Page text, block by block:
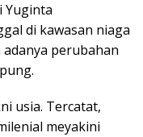
Yuginta
di kawasan niaga
perubahan
usia. Tercatat,
meyakini